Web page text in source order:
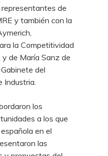
de
y también con la
la Competitividad
y de María Sanz de
del
Industria.
los
a los que
en el
las